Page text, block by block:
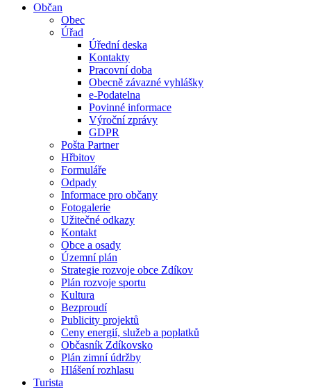
Občan
Obec
Úřad
Úřední deska
Kontakty
Pracovní doba
Obecně závazné vyhlášky
e-Podatelna
Povinné informace
Výroční zprávy
GDPR
Pošta Partner
Hřbitov
Formuláře
Odpady
Informace pro občany
Fotogalerie
Užitečné odkazy
Kontakt
Obce a osady
Územní plán
Strategie rozvoje obce Zdíkov
Plán rozvoje sportu
Kultura
Bezproudí
Publicity projektů
Ceny energií, služeb a poplatků
Občasník Zdíkovsko
Plán zimní údržby
Hlášení rozhlasu
Turista